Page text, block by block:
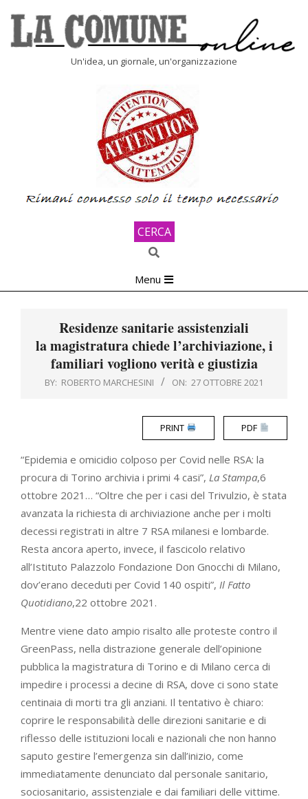
content
Un'idea, un giornale, un'organizzazione
CERCA
Search
Navigation
Menu
Residenze sanitarie assistenziali
la magistratura chiede l’archiviazione, i
familiari vogliono verità e giustizia
BY: ROBERTO MARCHESINI ON: 27 OTTOBRE 2021
PRINT PDF
“Epidemia e omicidio colposo per Covid nelle RSA: la
procura di Torino archivia i primi 4 casi”, La Stampa,6
ottobre 2021… “Oltre che per i casi del Trivulzio, è stata
avanzata la richiesta di archiviazione anche per i molti
decessi registrati in altre 7 RSA milanesi e lombarde.
Resta ancora aperto, invece, il fascicolo relativo
all’Istituto Palazzolo Fondazione Don Gnocchi di Milano,
dov’erano deceduti per Covid 140 ospiti”, Il Fatto
Quotidiano,22 ottobre 2021.
Mentre viene dato ampio risalto alle proteste contro il
GreenPass, nella distrazione generale dell’opinione
pubblica la magistratura di Torino e di Milano cerca di
impedire i processi a decine di RSA, dove ci sono state
centinaia di morti tra gli anziani. Il tentativo è chiaro:
coprire le responsabilità delle direzioni sanitarie e di
riflesso delle istituzioni locali e nazionali che non hanno
saputo gestire l’emergenza sin dall’inizio, come
immediatamente denunciato dal personale sanitario,
sociosanitario, assistenziale e dai familiari delle vittime.